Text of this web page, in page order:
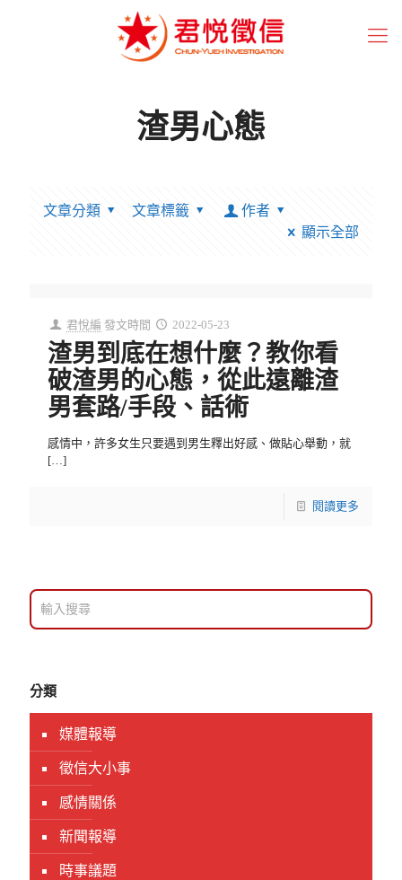
渣男心態
文章分類 文章標籤
作者
顯示全部
君悅編 發文時間 2022-05-23
渣男到底在想什麼？教你看
破渣男的心態，從此遠離渣
男套路/手段、話術
感情中，許多女生只要遇到男生釋出好感、做貼心舉動，就
[…]
閱讀更多
分類
媒體報導
徵信大小事
感情關係
新聞報導
時事議題